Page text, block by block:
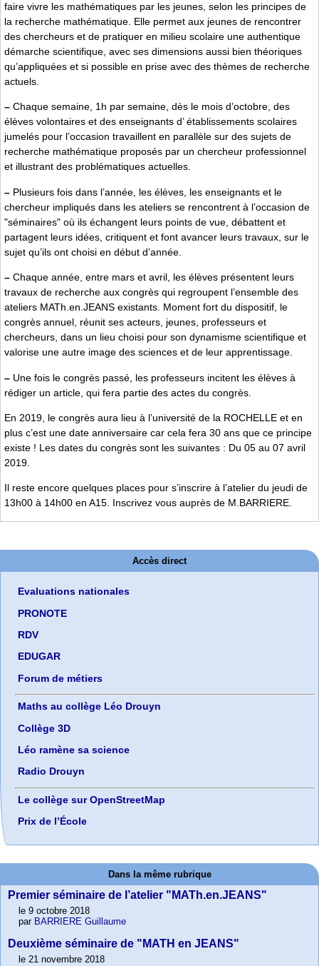
faire vivre les mathématiques par les jeunes, selon les principes de
la recherche mathématique. Elle permet aux jeunes de rencontrer
des chercheurs et de pratiquer en milieu scolaire une authentique
démarche scientifique, avec ses dimensions aussi bien théoriques
qu’appliquées et si possible en prise avec des thèmes de recherche
actuels.
– Chaque semaine, 1h par semaine, dès le mois d’octobre, des
élèves volontaires et des enseignants d’ établissements scolaires
jumelés pour l’occasion travaillent en parallèle sur des sujets de
recherche mathématique proposés par un chercheur professionnel
et illustrant des problématiques actuelles.
– Plusieurs fois dans l’année, les élèves, les enseignants et le
chercheur impliqués dans les ateliers se rencontrent à l’occasion de
"séminaires" où ils échangent leurs points de vue, débattent et
partagent leurs idées, critiquent et font avancer leurs travaux, sur le
sujet qu’ils ont choisi en début d’année.
– Chaque année, entre mars et avril, les élèves présentent leurs
travaux de recherche aux congrès qui regroupent l’ensemble des
ateliers MATh.en.JEANS existants. Moment fort du dispositif, le
congrès annuel, réunit ses acteurs, jeunes, professeurs et
chercheurs, dans un lieu choisi pour son dynamisme scientifique et
valorise une autre image des sciences et de leur apprentissage.
– Une fois le congrès passé, les professeurs incitent les élèves à
rédiger un article, qui fera partie des actes du congrès.
En 2019, le congrès aura lieu à l’université de la ROCHELLE et en
plus c’est une date anniversaire car cela fera 30 ans que ce principe
existe ! Les dates du congrès sont les suivantes : Du 05 au 07 avril
2019.
Il reste encore quelques places pour s’inscrire à l’atelier du jeudi de
13h00 à 14h00 en A15. Inscrivez vous auprès de M.BARRIERE.
Accès direct
Evaluations nationales
PRONOTE
RDV
EDUGAR
Forum de métiers
Maths au collège Léo Drouyn
Collège 3D
Léo ramène sa science
Radio Drouyn
Le collège sur OpenStreetMap
Prix de l’École
Dans la même rubrique
Premier séminaire de l’atelier "MATh.en.JEANS"
le 9 octobre 2018
par BARRIERE Guillaume
Deuxième séminaire de "MATH en JEANS"
le 21 novembre 2018